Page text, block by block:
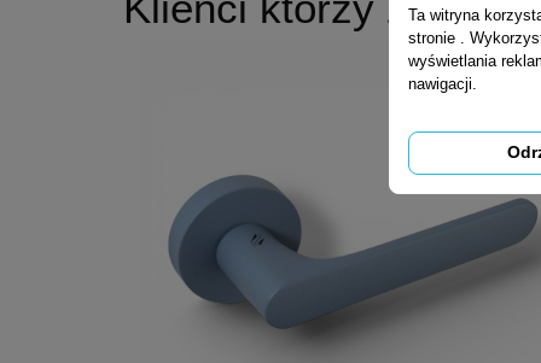
Ta witryna
stronie .
wyświetlania
nawigacji.